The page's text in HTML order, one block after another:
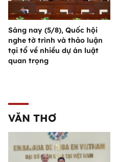
Sáng nay (5/8), Quốc hội
nghe tờ trình và thảo luận
tại tổ về nhiều dự án luật
quan trọng
VĂN THƠ